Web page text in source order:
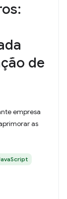
de
empresa
as